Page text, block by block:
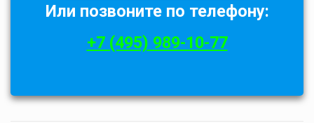
Или позвоните по телефону:
+7 (495) 989-10-77